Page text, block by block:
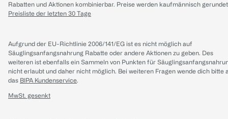
Rabatten und Aktionen kombinierbar. Preise werden kaufmännisch
Preisliste der letzten 30 Tage
Aufgrund der EU-Richtlinie 2006/141/EG ist es nicht möglich auf
Säuglingsanfangsnahrung Rabatte oder andere Aktionen zu geben. Des
weiteren ist ebenfalls ein Sammeln von Punkten für
nicht erlaubt und daher nicht möglich. Bei weiteren Fragen wende dich bitte
das BIPA Kundenservice.
MwSt. gesenkt